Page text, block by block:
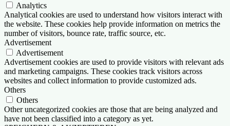
Analytics
Analytical cookies are used to understand how visitors interact with
the website. These cookies help provide information on metrics the
number of visitors, bounce rate, traffic source, etc.
Advertisement
Advertisement
Advertisement cookies are used to provide visitors with relevant ads
and marketing campaigns. These cookies track visitors across
websites and collect information to provide customized ads.
Others
Others
Other uncategorized cookies are those that are being analyzed and
have not been classified into a category as yet.